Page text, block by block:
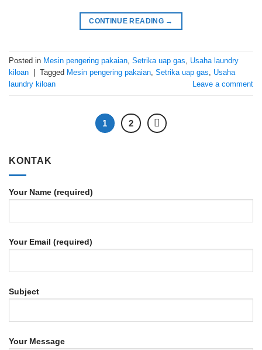
CONTINUE READING →
Posted in Mesin pengering pakaian, Setrika uap gas, Usaha laundry
kiloan
Tagged Mesin pengering pakaian, Setrika uap gas, Usaha
laundry kiloan
Leave a comment
1 2
KONTAK
Your Name (required)
Your Email (required)
Subject
Your Message